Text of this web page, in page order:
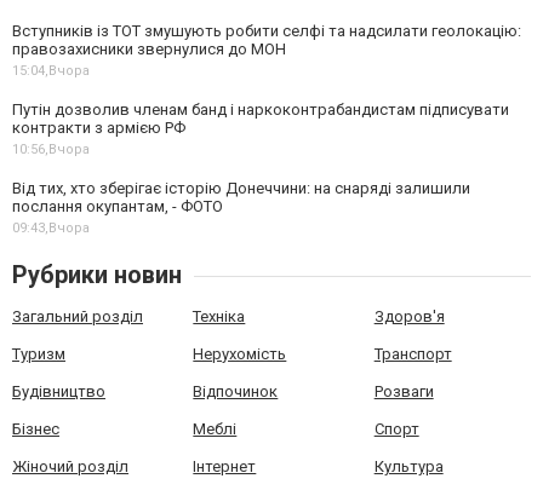
Вступників із ТОТ змушують робити селфі та надсилати геолокацію:
правозахисники звернулися до МОН
15:04,Вчора
Путін дозволив членам банд і наркоконтрабандистам підписувати
контракти з армією РФ
10:56,Вчора
Від тих, хто зберігає історію Донеччини: на снаряді залишили
послання окупантам, - ФОТО
09:43,Вчора
Рубрики новин
Загальний розділ Техніка Здоров'я
Туризм Нерухомість Транспорт
Будівництво Відпочинок Розваги
Бізнес Меблі Спорт
Жіночий розділ Інтернет Культура